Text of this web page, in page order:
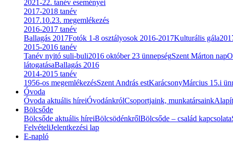
2021-22. tanév eseményei
2017-2018 tanév
2017.10.23. megemlékezés
2016-2017 tanév
Ballagás 2017Fotók 1-8 osztályosok 2016-2017Kulturális gála
2015-2016 tanév
Tanév nyitó suli-buli2016 október 23 ünnepségSzent Márton nap
látogatásaBallagás 2016
2014-2015 tanév
1956-os megemlékezésSzent András estKarácsonyMárcius 15.i
Óvoda
Óvoda aktuális híreiÓvodánkrólCsoportjaink, munkatársaink
Bölcsőde
Bölcsőde aktuális híreiBölcsödénkrőlBölcsőde – család kapcsolata
FelvételiJelentkezési lap
E-napló